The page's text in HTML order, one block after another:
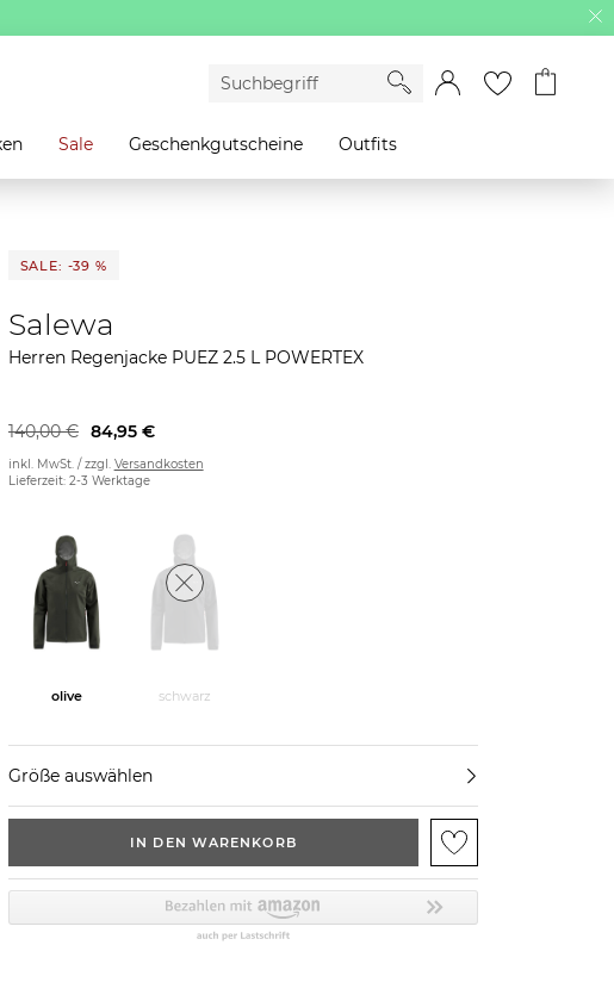
Sale Geschenkgutscheine Outfits
SALE: -39 %
Salewa
Herren Regenjacke PUEZ 2.5 L POWERTEX
84,95 €
140,00 €
inkl. MwSt. / zzgl. Versandkosten
Lieferzeit: 2-3 Werktage
olive schwarz
Größe auswählen
IN DEN WARENKORB